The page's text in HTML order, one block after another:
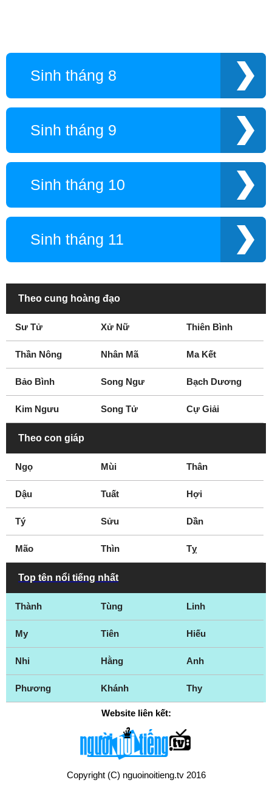
Sinh tháng 8
Sinh tháng 9
Sinh tháng 10
Sinh tháng 11
Theo cung hoàng đạo
Sư Tử Xử Nữ Thiên Bình
Thần Nông Nhân Mã Ma Kết
Bảo Bình Song Ngư Bạch Dương
Kim Ngưu Song Tử Cự Giải
Theo con giáp
Ngọ Mùi Thân
Dậu Tuất Hợi
Tý Sửu Dần
Mão Thìn Tỵ
Top tên nổi tiếng nhất
Thành Tùng Linh
My Tiên Hiếu
Nhi Hằng Anh
Phương Khánh Thy
Website liên kết:
Copyright (C) nguoinoitieng.tv 2016